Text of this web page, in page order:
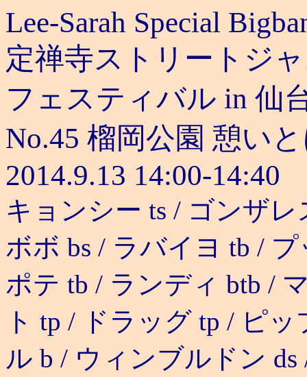
Lee-Sarah Special
定禅寺ストリートジ
フェスティバル in 仙
No.45 榴岡公園 憩い
2014.9.13 14:00-14:40
キョンシー ts / ゴンザレ
ボボ bs / ラバイヨ tb /
ポテ tb / ランディ btb /
ト tp / ドラッグ tp / ピ
ル b / ウィンブルドン